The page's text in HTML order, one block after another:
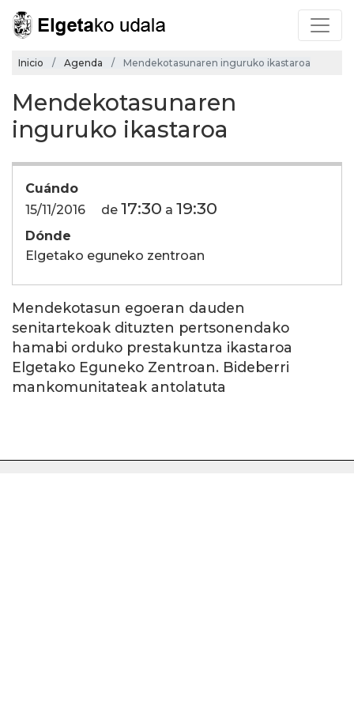
Inicio Agenda Mendekotasunaren inguruko ikastaroa
Mendekotasunaren
inguruko ikastaroa
Cuándo
15/11/2016
de 17:30 a 19:30
Dónde
Elgetako eguneko zentroan
Mendekotasun egoeran dauden
senitartekoak dituzten pertsonendako
hamabi orduko prestakuntza ikastaroa
Elgetako Eguneko Zentroan. Bideberri
mankomunitateak antolatuta